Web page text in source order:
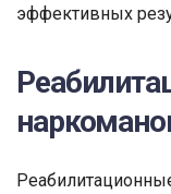
эффективных